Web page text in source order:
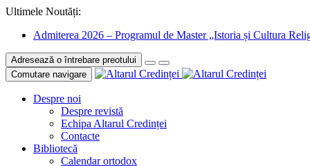
Ultimele Noutăți:
Admiterea 2026 – Programul de Master „Istoria și Cultura
Adresează o întrebare preotului
Comutare navigare
Despre noi
Despre revistă
Echipa Altarul Credinței
Contacte
Bibliotecă
Calendar ortodox